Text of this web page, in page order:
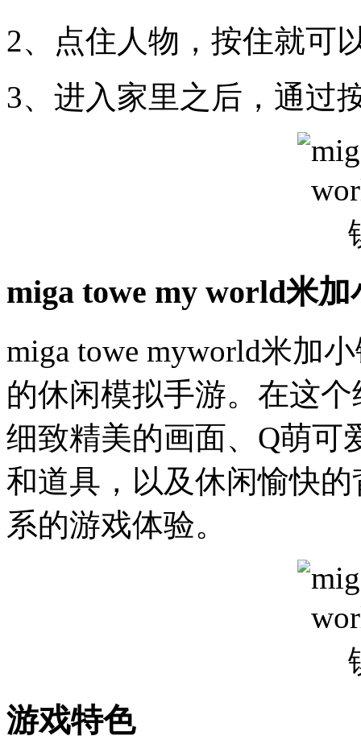
2、点住人物，按住就可
3、进入家里之后，通过
miga towe my world米
miga towe myworld米加
的休闲模拟手游。在这
细致精美的画面、Q萌可
和道具，以及休闲愉快
系的游戏体验。
游戏特色